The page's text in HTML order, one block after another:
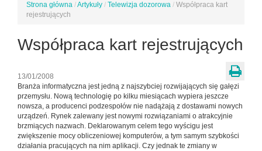
Jesteś
tutaj
Strona główna /Artykuły / Telewizja dozorowa / Współpraca kart
rejestrujących
Współpraca kart rejestrujących
13/01/2008
Branża informatyczna jest jedną z najszybciej rozwijających się gałęzi
przemysłu. Nową technologię po kilku miesiącach wypiera jeszcze
nowsza, a producenci podzespołów nie nadążają z dostawami nowych
urządzeń. Rynek zalewany jest nowymi rozwiązaniami o atrakcyjnie
brzmiących nazwach. Deklarowanym celem tego wyścigu jest
zwiększenie mocy obliczeniowej komputerów, a tym samym szybkości
działania pracujących na nim aplikacji. Czy jednak te zmiany w